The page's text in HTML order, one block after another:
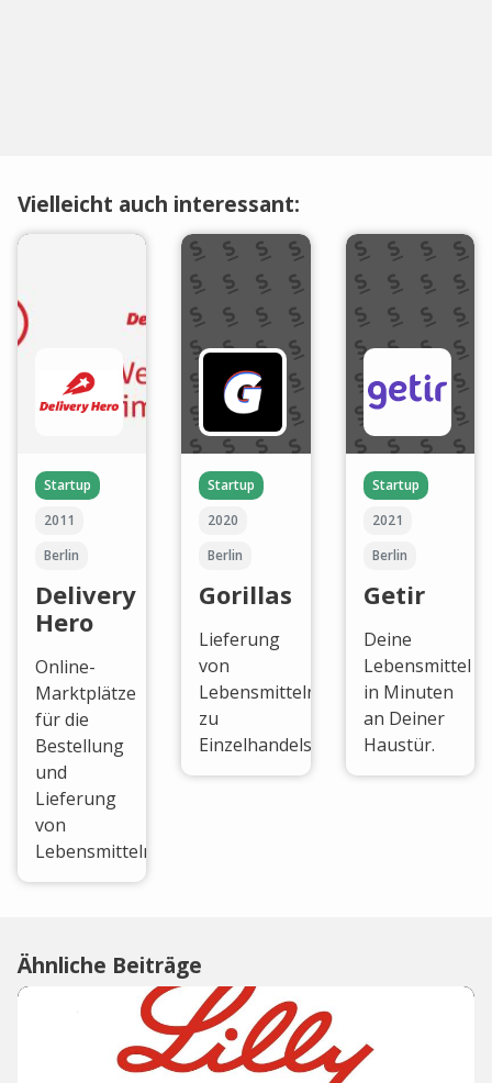
Vielleicht auch interessant:
Startup
2011
Berlin
Delivery
Hero
Online-
Marktplätze
für die
Bestellung
und
Lieferung
von
Lebensmitteln.
Startup
2020
Berlin
Gorillas
Lieferung
von
Lebensmitteln
zu
Einzelhandelspreisen.
Startup
2021
Berlin
Getir
Deine
Lebensmittel
in Minuten
an Deiner
Haustür.
Ähnliche Beiträge